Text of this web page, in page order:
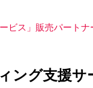
ビス」販売パートナ
ング支援